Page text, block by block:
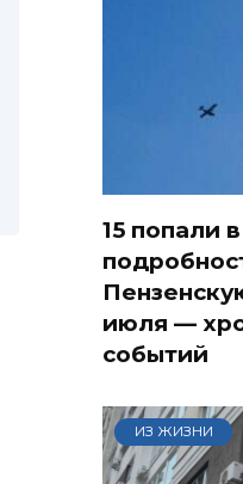
15 попали
июля —
событий
ИЗ ЖИЗНИ